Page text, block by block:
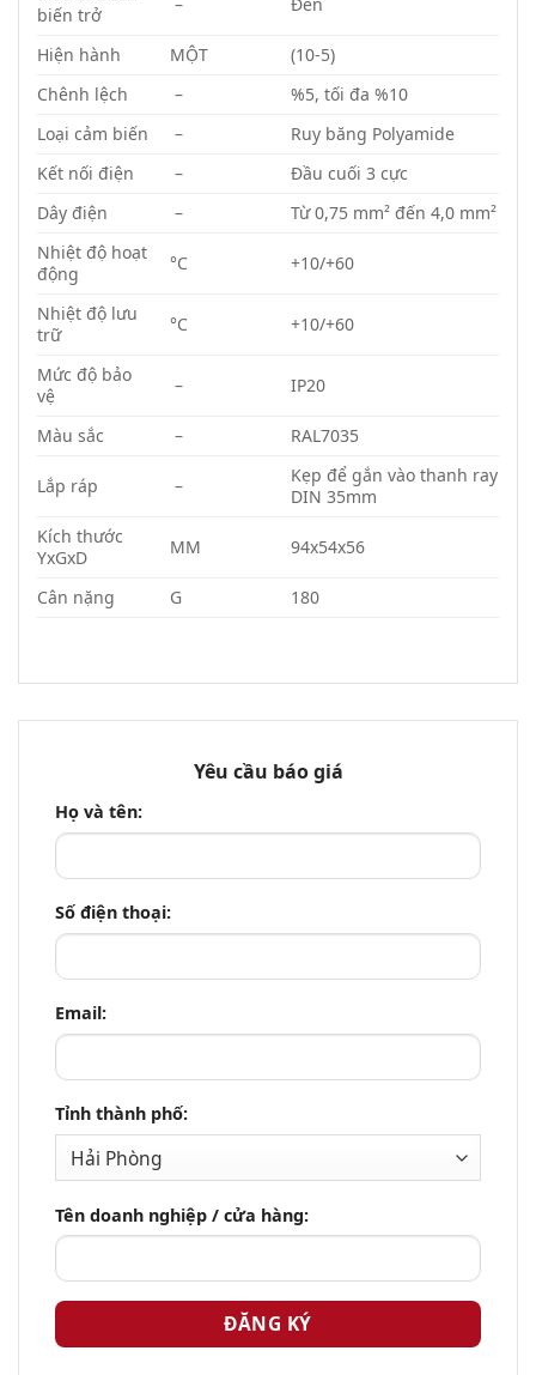
biến trở
Hiện hành MỘT
(10-5)
Chênh lệch
–
%5, tối đa %10
Loại cảm biến
–
Ruy băng Polyamide
Kết nối điện
–
Đầu cuối 3 cực
Dây điện
–
Từ 0,75 mm² đến 4,0 mm²
Nhiệt độ hoạt
động
°C +10/+60
Nhiệt độ lưu
trữ
°C +10/+60
Mức độ bảo
vệ
– IP20
Màu sắc – RAL7035
Lắp ráp –
Kẹp để gắn vào thanh ray
DIN 35mm
Kích thước
YxGxD
MM 94x54x56
Cân nặng G 180
Yêu cầu báo giá
Họ và tên:
Số điện thoại:
Email:
Tỉnh thành phố:
Tên doanh nghiệp / cửa hàng: